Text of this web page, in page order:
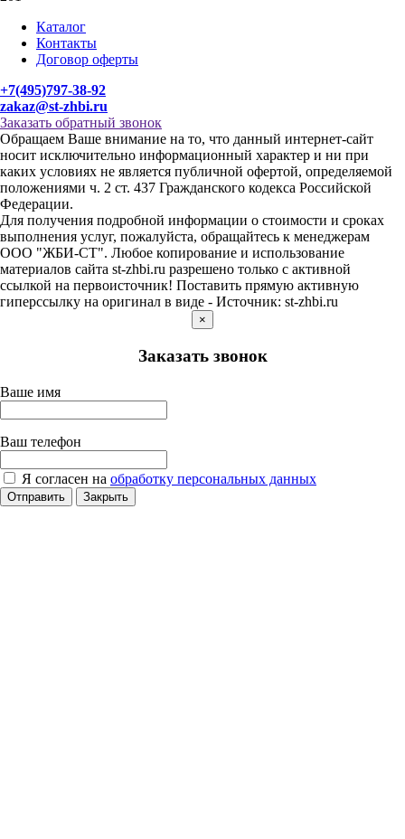
Каталог
Контакты
Договор оферты
+7(495)797-38-92
zakaz@st-zhbi.ru
Заказать обратный звонок
Обращаем Ваше внимание на то, что данный интернет-сайт
носит исключительно информационный характер и ни при
каких условиях не является публичной офертой, определяемой
положениями ч. 2 ст. 437 Гражданского кодекса Российской
Федерации.
Для получения подробной информации о стоимости и сроках
выполнения услуг, пожалуйста, обращайтесь к менеджерам
ООО "ЖБИ-СТ". Любое копирование и использование
материалов сайта st-zhbi.ru разрешено только с активной
ссылкой на первоисточник! Поставить прямую активную
гиперссылку на оригинал в виде - Источник: st-zhbi.ru
×
Заказать звонок
Ваше имя
Ваш телефон
Я согласен на обработку персональных данных
Отправить Закрыть